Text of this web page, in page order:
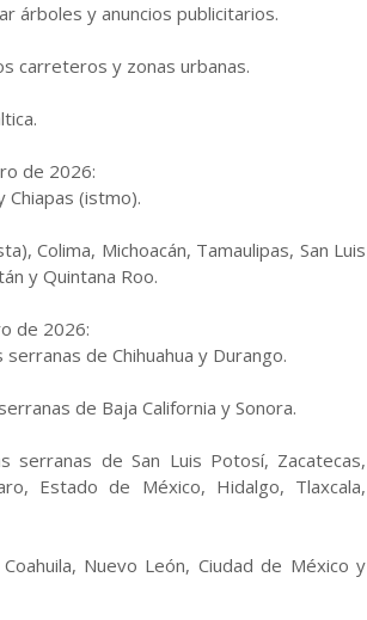
árboles y anuncios publicitarios.
carreteros y zonas urbanas.
de 2026:
Chiapas (istmo).
Colima, Michoacán, Tamaulipas, San Luis
y Quintana Roo.
de 2026:
de Chihuahua y Durango.
de Baja California y Sonora.
serranas de San Luis Potosí, Zacatecas,
Estado de México, Hidalgo, Tlaxcala,
Nuevo León, Ciudad de México y